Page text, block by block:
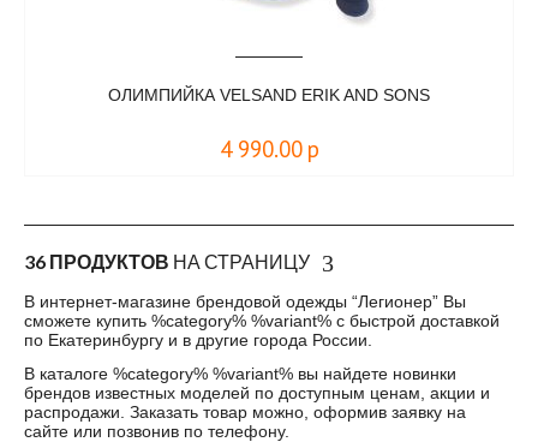
ОЛИМПИЙКА VELSAND ERIK AND SONS
4 990.00 р
36 ПРОДУКТОВ НА СТРАНИЦУ
В интернет-магазине брендовой одежды “Легионер” Вы
сможете купить %category% %variant% с быстрой доставкой
по Екатеринбургу и в другие города России.
В каталоге %category% %variant% вы найдете новинки
брендов известных моделей по доступным ценам, акции и
распродажи. Заказать товар можно, оформив заявку на
сайте или позвонив по телефону.